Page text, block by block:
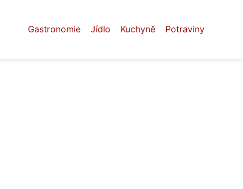
Gastronomie Jídlo Kuchyně Potraviny